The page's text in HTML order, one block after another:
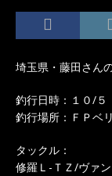
埼玉県・藤田さん
釣行日時：１０/５
釣行場所：ＦＰベ
タックル：
修羅Ｌ-ＴＺ/ヴァ